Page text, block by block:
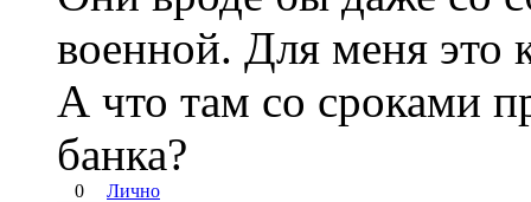
военной. Для меня это
А что там со сроками
банка?
0 Лично